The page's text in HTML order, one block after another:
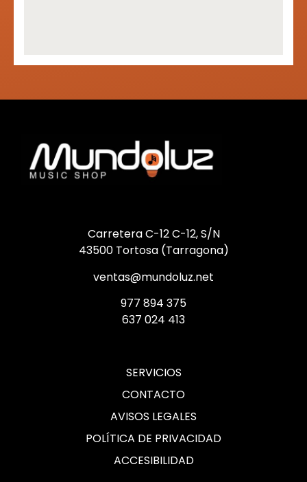
Carretera C-12 C-12, S/N
43500 Tortosa (Tarragona)
ventas@mundoluz.net
977 894 375
637 024 413
SERVICIOS
CONTACTO
AVISOS LEGALES
POLÍTICA DE PRIVACIDAD
ACCESIBILIDAD